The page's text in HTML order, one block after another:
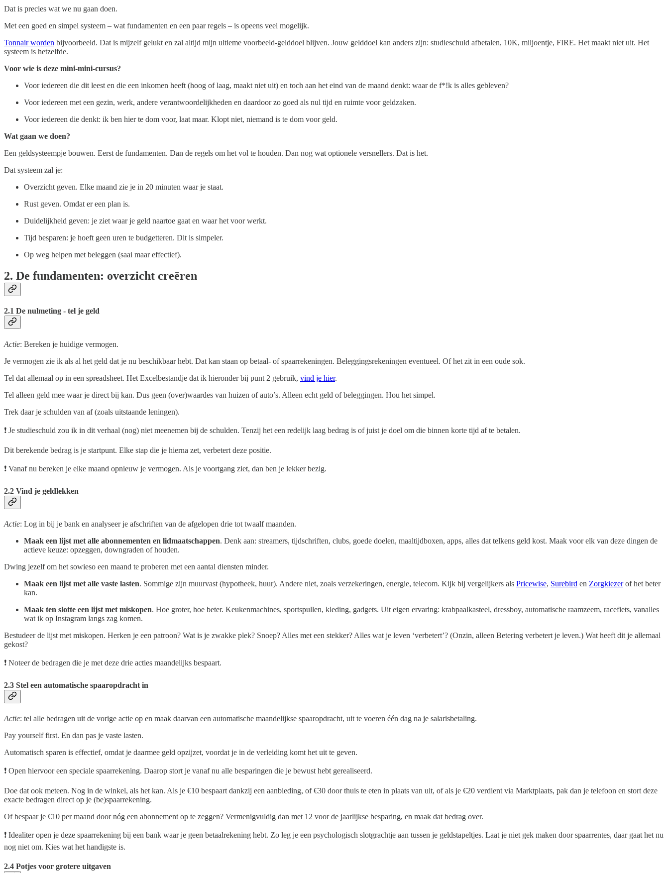
Dat is precies wat we nu gaan doen.
Met een goed en simpel systeem – wat fundamenten en een paar regels – is opeens veel mogelijk.
Tonnair worden bijvoorbeeld. Dat is mijzelf gelukt en zal altijd mijn ultieme voorbeeld-gelddoel blijven. Jouw gelddoel kan anders zijn: studieschuld afbetalen, 10K, miljoentje, FIRE. Het maakt niet uit. Het
systeem is hetzelfde.
Voor wie is deze mini-mini-cursus?
Voor iedereen die dit leest en die een inkomen heeft (hoog of laag, maakt niet uit) en toch aan het eind van de maand denkt: waar de f*!k is alles gebleven?
Voor iedereen met een gezin, werk, andere verantwoordelijkheden en daardoor zo goed als nul tijd en ruimte voor geldzaken.
Voor iedereen die denkt: ik ben hier te dom voor, laat maar. Klopt niet, niemand is te dom voor geld.
Wat gaan we doen?
Een geldsysteempje bouwen. Eerst de fundamenten. Dan de regels om het vol te houden. Dan nog wat optionele versnellers. Dat is het.
Dat systeem zal je:
Overzicht geven. Elke maand zie je in 20 minuten waar je staat.
Rust geven. Omdat er een plan is.
Duidelijkheid geven: je ziet waar je geld naartoe gaat en waar het voor werkt.
Tijd besparen: je hoeft geen uren te budgetteren. Dit is simpeler.
Op weg helpen met beleggen (saai maar effectief).
2. De fundamenten: overzicht creëren
2.1 De nulmeting - tel je geld
Actie: Bereken je huidige vermogen.
Je vermogen zie ik als al het geld dat je nu beschikbaar hebt. Dat kan staan op betaal- of spaarrekeningen. Beleggingsrekeningen eventueel. Of het zit in een oude sok.
Tel dat allemaal op in een spreadsheet. Het Excelbestandje dat ik hieronder bij punt 2 gebruik, vind je hier.
Tel alleen geld mee waar je direct bij kan. Dus geen (over)waardes van huizen of auto’s. Alleen echt geld of beleggingen. Hou het simpel.
Trek daar je schulden van af (zoals uitstaande leningen).
❗ Je studieschuld zou ik in dit verhaal (nog) niet meenemen bij de schulden. Tenzij het een redelijk laag bedrag is of juist je doel om die binnen korte tijd af te betalen.
Dit berekende bedrag is je startpunt. Elke stap die je hierna zet, verbetert deze positie.
❗ Vanaf nu bereken je elke maand opnieuw je vermogen. Als je voortgang ziet, dan ben je lekker bezig.
2.2 Vind je geldlekken
Actie: Log in bij je bank en analyseer je afschriften van de afgelopen drie tot twaalf maanden.
Maak een lijst met alle abonnementen en lidmaatschappen. Denk aan: streamers, tijdschriften, clubs, goede doelen, maaltijdboxen, apps, alles dat telkens geld kost. Maak voor elk van deze dingen de
actieve keuze: opzeggen, downgraden of houden.
Dwing jezelf om het sowieso een maand te proberen met een aantal diensten minder.
Maak een lijst met alle vaste lasten. Sommige zijn muurvast (hypotheek, huur). Andere niet, zoals verzekeringen, energie, telecom. Kijk bij vergelijkers als Pricewise, Surebird en Zorgkiezerof het beter
kan.
Maak ten slotte een lijst met miskopen. Hoe groter, hoe beter. Keukenmachines, sportspullen, kleding, gadgets. Uit eigen ervaring: krabpaalkasteel, dressboy, automatische raamzeem, racefiets, vanalles
wat ik op Instagram langs zag komen.
Bestudeer de lijst met miskopen. Herken je een patroon? Wat is je zwakke plek? Snoep? Alles met een stekker? Alles wat je leven ‘verbetert’? (Onzin, alleen Betering verbetert je leven.) Wat heeft dit je allemaal
gekost?
❗ Noteer de bedragen die je met deze drie acties maandelijks bespaart.
2.3 Stel een automatische spaaropdracht in
Actie: tel alle bedragen uit de vorige actie op en maak daarvan een automatische maandelijkse spaaropdracht, uit te voeren één dag na je salarisbetaling.
Pay yourself first. En dan pas je vaste lasten.
Automatisch sparen is effectief, omdat je daarmee geld opzijzet, voordat je in de verleiding komt het uit te geven.
❗ Open hiervoor een speciale spaarrekening. Daarop stort je vanaf nu alle besparingen die je bewust hebt gerealiseerd.
Doe dat ook meteen. Nog in de winkel, als het kan. Als je €10 bespaart dankzij een aanbieding, of €30 door thuis te eten in plaats van uit, of als je €20 verdient via Marktplaats, pak dan je telefoon en stort deze
exacte bedragen direct op je (be)spaarrekening.
Of bespaar je €10 per maand door nóg een abonnement op te zeggen? Vermenigvuldig dan met 12 voor de jaarlijkse besparing, en maak dat bedrag over.
❗ Idealiter open je deze spaarrekening bij een bank waar je geen betaalrekening hebt. Zo leg je een psychologisch slotgrachtje aan tussen je geldstapeltjes. Laat je niet gek maken door spaarrentes, daar gaat het nu
nog niet om. Kies wat het handigste is.
2.4 Potjes voor grotere uitgaven